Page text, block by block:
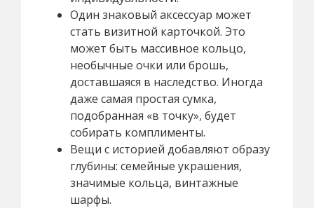
Один знаковый аксессуар может
стать визитной карточкой. Это
может быть массивное кольцо,
необычные очки или брошь,
доставшаяся в наследство. Иногда
даже самая простая сумка,
подобранная «в точку», будет
собирать комплименты.
Вещи с историей добавляют образу
глубины: семейные украшения,
значимые кольца, винтажные
шарфы.